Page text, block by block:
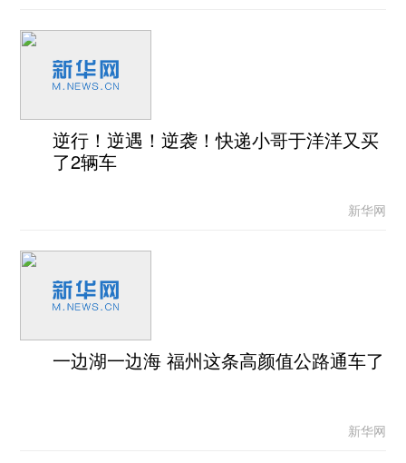
逆行！逆遇！逆袭！快递小哥于洋洋又买
了2辆车
新华网
一边湖一边海 福州这条高颜值公路通车了
新华网